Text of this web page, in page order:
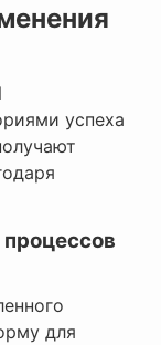
успеха
для